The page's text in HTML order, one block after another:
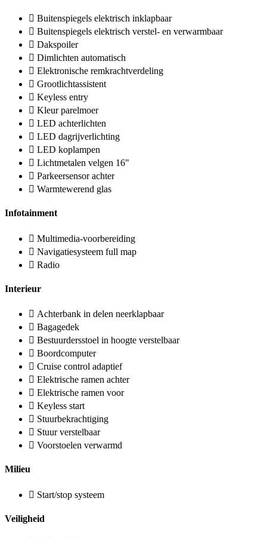
Buitenspiegels elektrisch inklapbaar
Buitenspiegels elektrisch verstel- en verwarmbaar
Dakspoiler
Dimlichten automatisch
Elektronische remkrachtverdeling
Grootlichtassistent
Keyless entry
Kleur parelmoer
LED achterlichten
LED dagrijverlichting
LED koplampen
Lichtmetalen velgen 16"
Parkeersensor achter
Warmtewerend glas
Infotainment
Multimedia-voorbereiding
Navigatiesysteem full map
Radio
Interieur
Achterbank in delen neerklapbaar
Bagagedek
Bestuurdersstoel in hoogte verstelbaar
Boordcomputer
Cruise control adaptief
Elektrische ramen achter
Elektrische ramen voor
Keyless start
Stuurbekrachtiging
Stuur verstelbaar
Voorstoelen verwarmd
Milieu
Start/stop systeem
Veiligheid